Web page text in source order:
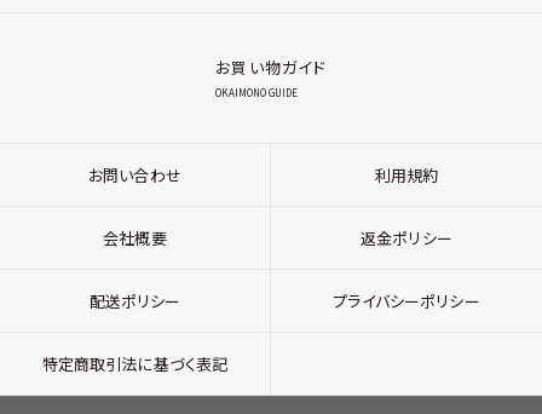
お買い物ガイド
OKAIMONO GUIDE
お問い合わせ 利用規約
会社概要 返金ポリシー
配送ポリシー プライバシーポリシー
特定商取引法に基づく表記